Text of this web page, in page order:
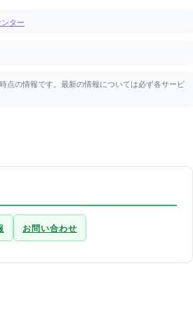
ター
点の情報です。最新の情報については必ず各サービ
お問い合わせ